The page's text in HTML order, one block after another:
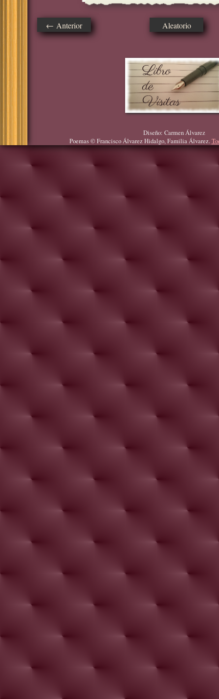
← Anterior Aleatorio
Diseño: Carmen Álvarez
Poemas © Francisco Álvarez Hidalgo, Familia Álvarez.